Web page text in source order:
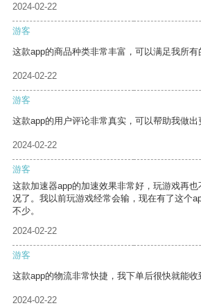
2024-02-22
游客
这款app的商品种类非常丰富，可以满足我所有
2024-02-22
游客
这款app的用户评论非常真实，可以帮助我做出
2024-02-22
游客
这款加速器app的加速效果非常好，玩游戏再
况了。我以前玩游戏经常会输，现在有了这个
不少。
2024-02-22
游客
这款app的物流非常快捷，我下单后很快就能收
2024-02-22